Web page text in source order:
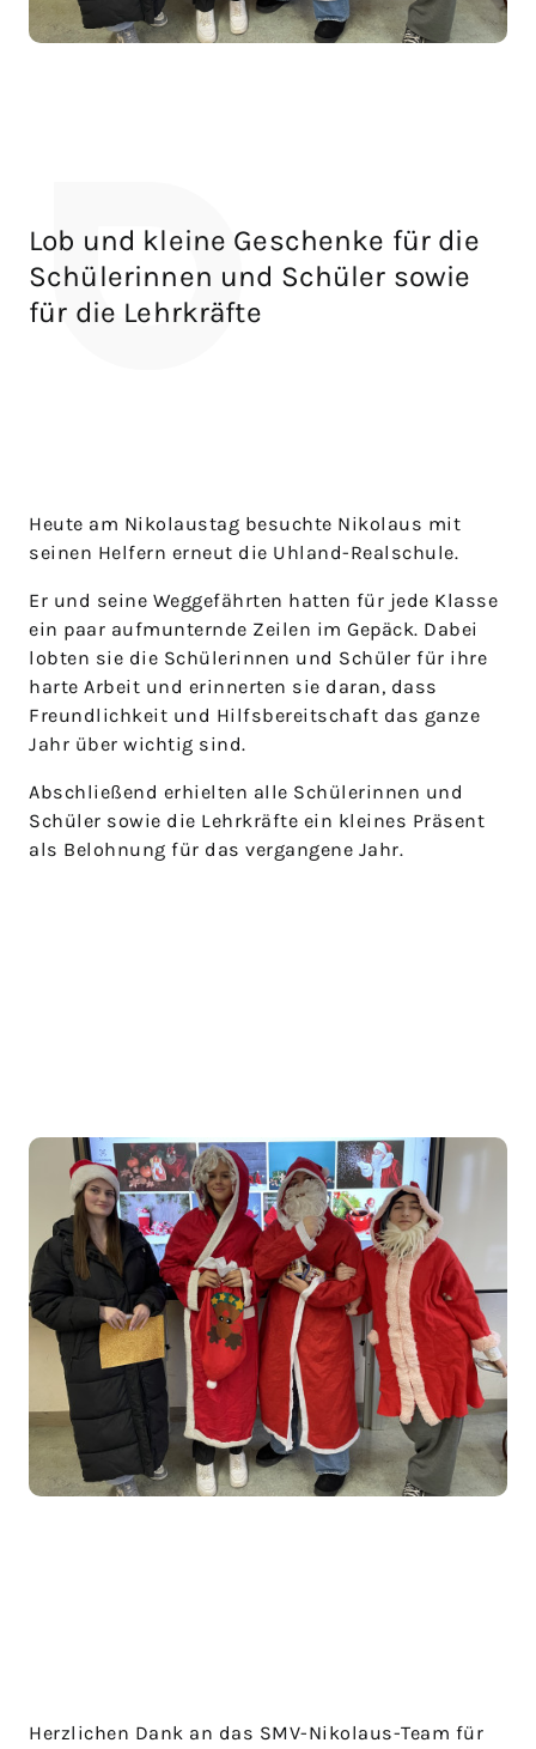
Lob und kleine Geschenke für die
Schülerinnen und Schüler sowie
für die Lehrkräfte
Heute am Nikolaustag besuchte Nikolaus mit
seinen Helfern erneut die Uhland-Realschule.
Er und seine Weggefährten hatten für jede Klasse
ein paar aufmunternde Zeilen im Gepäck. Dabei
lobten sie die Schülerinnen und Schüler für ihre
harte Arbeit und erinnerten sie daran, dass
Freundlichkeit und Hilfsbereitschaft das ganze
Jahr über wichtig sind.
Abschließend erhielten alle Schülerinnen und
Schüler sowie die Lehrkräfte ein kleines Präsent
als Belohnung für das vergangene Jahr.
Herzlichen Dank an das SMV-Nikolaus-Team für